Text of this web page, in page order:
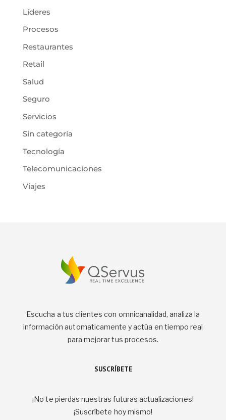
Líderes
Procesos
Restaurantes
Retail
Salud
Seguro
Servicios
Sin categoría
Tecnología
Telecomunicaciones
Viajes
Escucha a tus clientes con omnicanalidad, analiza la
información automaticamente y actúa en tiempo real
para mejorar tus procesos.
SUSCRÍBETE
¡No te pierdas nuestras futuras actualizaciones!
¡Suscríbete hoy mismo!